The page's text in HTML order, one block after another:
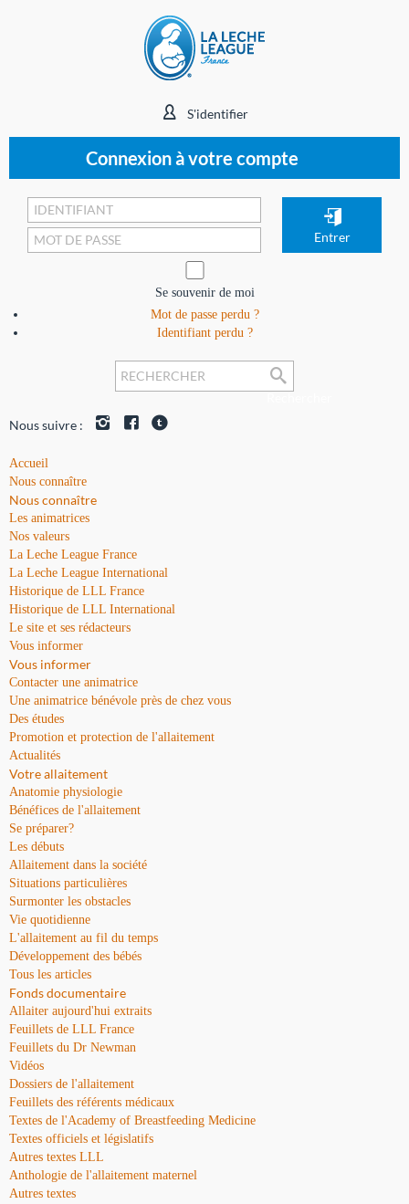
S'identifier
Connexion à votre compte
Se souvenir de moi
Mot de passe perdu ?
Identifiant perdu ?
Nous suivre :
Accueil
Nous connaître
Nous connaître
Les animatrices
Nos valeurs
La Leche League France
La Leche League International
Historique de LLL France
Historique de LLL International
Le site et ses rédacteurs
Vous informer
Vous informer
Contacter une animatrice
Une animatrice bénévole près de chez vous
Des études
Promotion et protection de l'allaitement
Actualités
Votre allaitement
Anatomie physiologie
Bénéfices de l'allaitement
Se préparer?
Les débuts
Allaitement dans la société
Situations particulières
Surmonter les obstacles
Vie quotidienne
L'allaitement au fil du temps
Développement des bébés
Tous les articles
Fonds documentaire
Allaiter aujourd'hui extraits
Feuillets de LLL France
Feuillets du Dr Newman
Vidéos
Dossiers de l'allaitement
Feuillets des référents médicaux
Textes de l'Academy of Breastfeeding Medicine
Textes officiels et législatifs
Autres textes LLL
Anthologie de l'allaitement maternel
Autres textes